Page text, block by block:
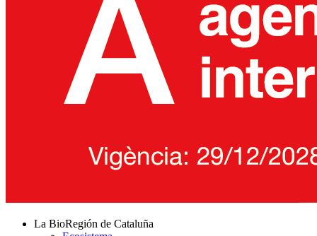
La BioRegión de Cataluña